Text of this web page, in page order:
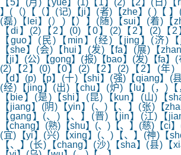
【5】(月)【yue】(1)【1】(2)【2】(日)
】(（)【（】(记)【ji】(者)【zhe】( )【 】
(磊)【lei】(）)【）】(随)【sui】(着)【
【di】(2)【2】(0)【0】(2)【2】(2)【
【guo】(民)【min】(经)【jing】(济)
【she】(会)【hui】(发)【fa】(展)【
【ji】(公)【gong】(报)【bao】(发)【fa】(
(2)【2】(0)【0】(2)【2】(2)【2】(年)
【d】(p)【p】(十)【shi】(强)【qiang】(
(经)【jing】(出)【chu】(炉)【lu】(，)
【bie】(是)【shi】(昆)【kun】(山)【
【jiang】(阴)【yin】(、)【、】(张)【
【gang】(、)【、】(晋)【jin】(江)【
【chang】(熟)【shu】(、)【、】(慈)【ci
(宜)【yi】(兴)【xing】(、)【、】(神)【
【、】(长)【chang】(沙)【sha】(县)【